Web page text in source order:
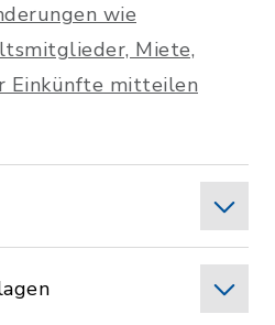
wie
Miete,
Einkünfte mitteilen